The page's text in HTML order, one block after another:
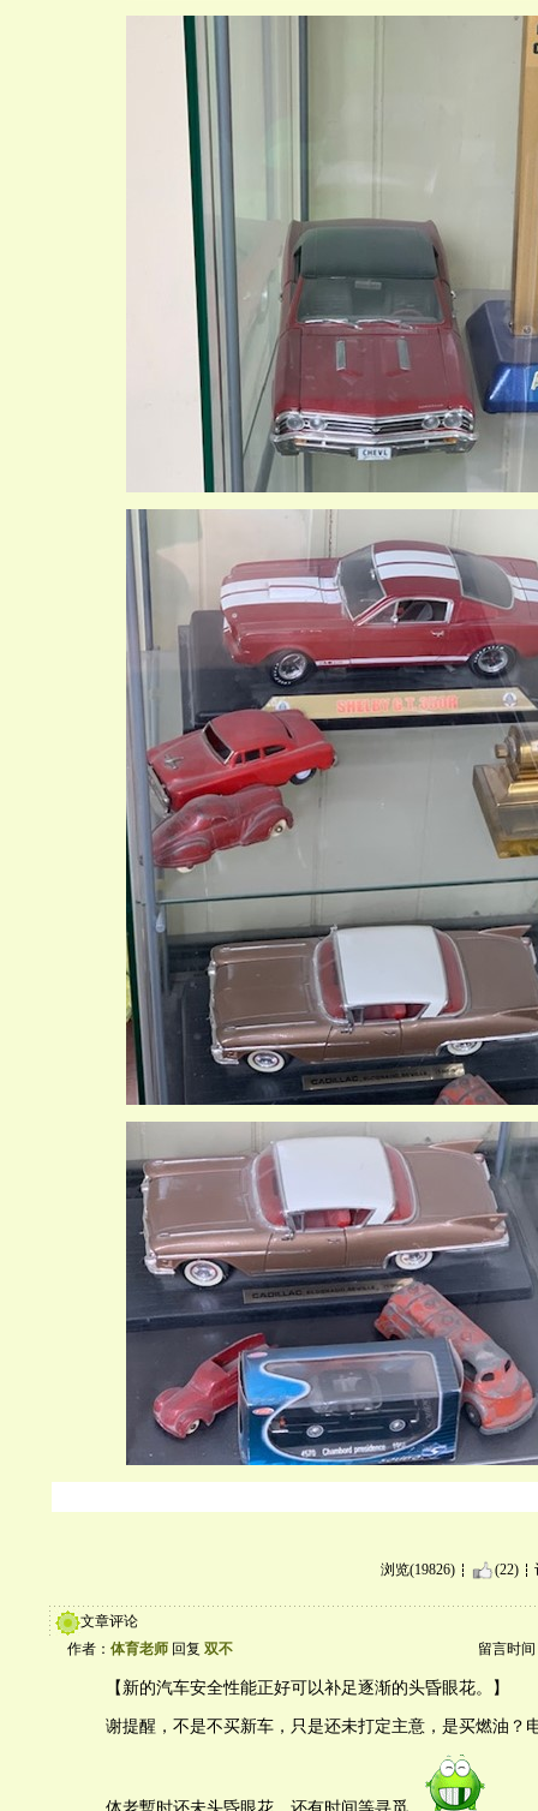
浏览(19826) (22)
文章评论
作者： 体育老师 回复 双不 留言时间
【新的汽车安全性能正好可以补足逐渐的头昏眼花。】
谢提醒，不是不买新车，只是还未打定主意，是买燃油？